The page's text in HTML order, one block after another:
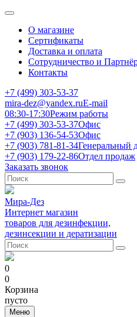
О магазине
Сертификаты
Доставка и оплата
Сотрудничество и
Контакты
+7 (499) 303-53-37
mira-dez@yandex.ruE-mail
08:30-17:30Режим работы
+7 (499) 303-53-37Офис
+7 (903) 136-54-53Офис
+7 (903) 781-81-34Генеральный
+7 (903) 179-22-86Отдел продаж
Заказать звонок
Мира-Дез
Интернет магазин
товаров для дезинфекции,
дезинсекции и дератизации
0
0
Корзина
пусто
Меню